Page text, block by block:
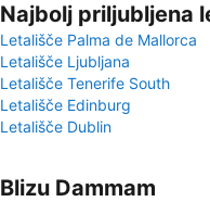
Najbolj priljubljena
Letališče Palma de Mallorca
Letališče Ljubljana
Letališče Tenerife South
Letališče Edinburg
Letališče Dublin
Blizu Dammam